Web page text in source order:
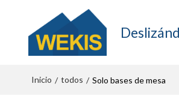
Inicio / todos / Solo bases de mesa